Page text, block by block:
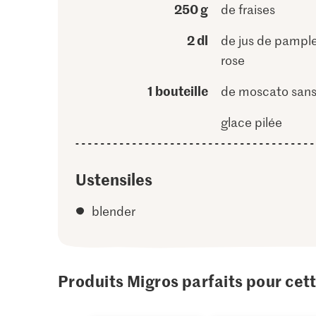
250 g de fraises
2 dl
de jus de
rose
1 bouteille
de moscato
glace pilée
Ustensiles
blender
Produits Migros parfaits pour